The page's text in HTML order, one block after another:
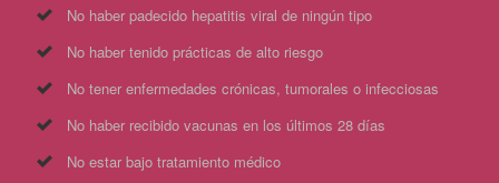
No haber padecido hepatitis viral de ningún tipo
No haber tenido prácticas de alto riesgo
No tener enfermedades crónicas, tumorales o infecciosas
No haber recibido vacunas en los últimos 28 días
No estar bajo tratamiento médico